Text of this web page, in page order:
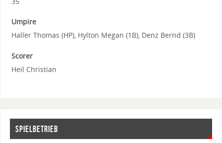
Umpire
Haller Thomas (HP), Hylton Megan (1B), Denz Bernd (3B)
Scorer
Heil Christian
SPIELBETRIEB